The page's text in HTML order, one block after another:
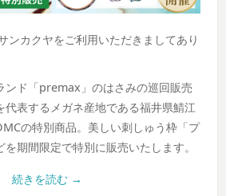
ンカクヤをご利用いただきましてあり
ンド「premax」のはさみの巡回販売
代表するメガネ産地である福井県鯖江
の特別商品。美しい刺しゅう枠「プ
期間限定で特別に販売いたします。
続きを読む →